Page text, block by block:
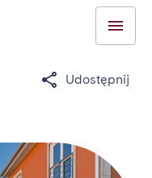
Udostępnij